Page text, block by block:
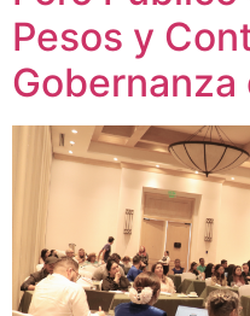
Pesos y